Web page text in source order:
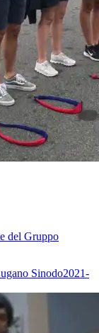
del Gruppo
Sinodo2021-